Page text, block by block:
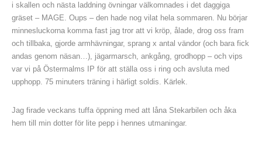
i skallen och nästa laddning övningar välkomnades i det daggiga
gräset – MAGE. Oups – den hade nog vilat hela sommaren. Nu börjar
minnesluckorna komma fast jag tror att vi kröp, ålade, drog oss fram
och tillbaka, gjorde armhävningar, sprang x antal vändor (och bara fick
andas genom näsan…), jägarmarsch, ankgång, grodhopp – och vips
var vi på Östermalms IP för att ställa oss i ring och avsluta med
upphopp. 75 minuters träning i härligt soldis. Kärlek.
Jag firade veckans tuffa öppning med att låna Stekarbilen och åka
hem till min dotter för lite pepp i hennes utmaningar.